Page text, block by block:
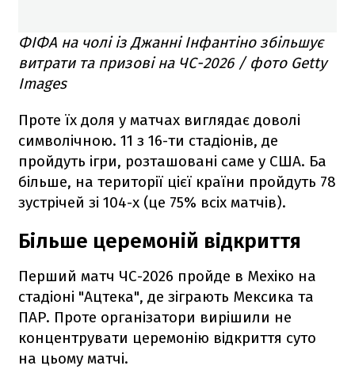
ФІФА на чолі із Джанні Інфантіно збільшує
витрати та призові на ЧС-2026 / фото Getty
Images
Проте їх доля у матчах виглядає доволі
символічною. 11 з 16-ти стадіонів, де
пройдуть ігри, розташовані саме у США. Ба
більше, на території цієї країни пройдуть 78
зустрічей зі 104-х (це 75% всіх матчів).
Більше церемоній відкриття
Перший матч ЧС-2026 пройде в Мехіко на
стадіоні "Ацтека", де зіграють Мексика та
ПАР. Проте організатори вирішили не
концентрувати церемонію відкриття суто
на цьому матчі.